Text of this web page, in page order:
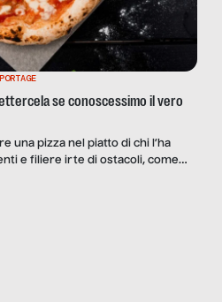
se conoscessimo il vero
una pizza nel piatto di chi l’ha
e filiere irte di ostacoli, come
4.0. Facciamo i conti in